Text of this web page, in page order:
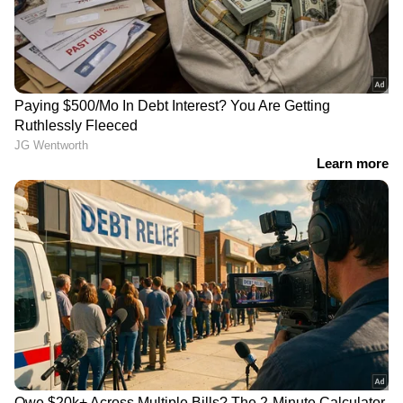
ബെർട്ടാസോയ്ക്ക് യാതൊരുവിധ മാനസിക
പ്രശ്നങ്ങളും ഉണ്ടായിരുന്നില്ലെന്നും അന്ന്
പേർക്കായി തിരച്ചിൽ
അവിനാശ് ഭാര്യയെ
കൊന്നത് കഴുത്ത്
കാമുകിക്ക് ഫോട്ടോയും
അയച്ചു; സോഫ്റ്റ്‌വെയർ
എഞ്ചിനീയർ പിടിയിൽ,
തെളിവായി 'സ്മൂത്തി'യും
മൃതദേഹത്തിന്‍റെ ചിത്രം
കാമുകിക്ക് അയച്ചു,
ഇന്ത്യക്കാരൻ യുഎസിൽ
അറസ്റ്റിൽ